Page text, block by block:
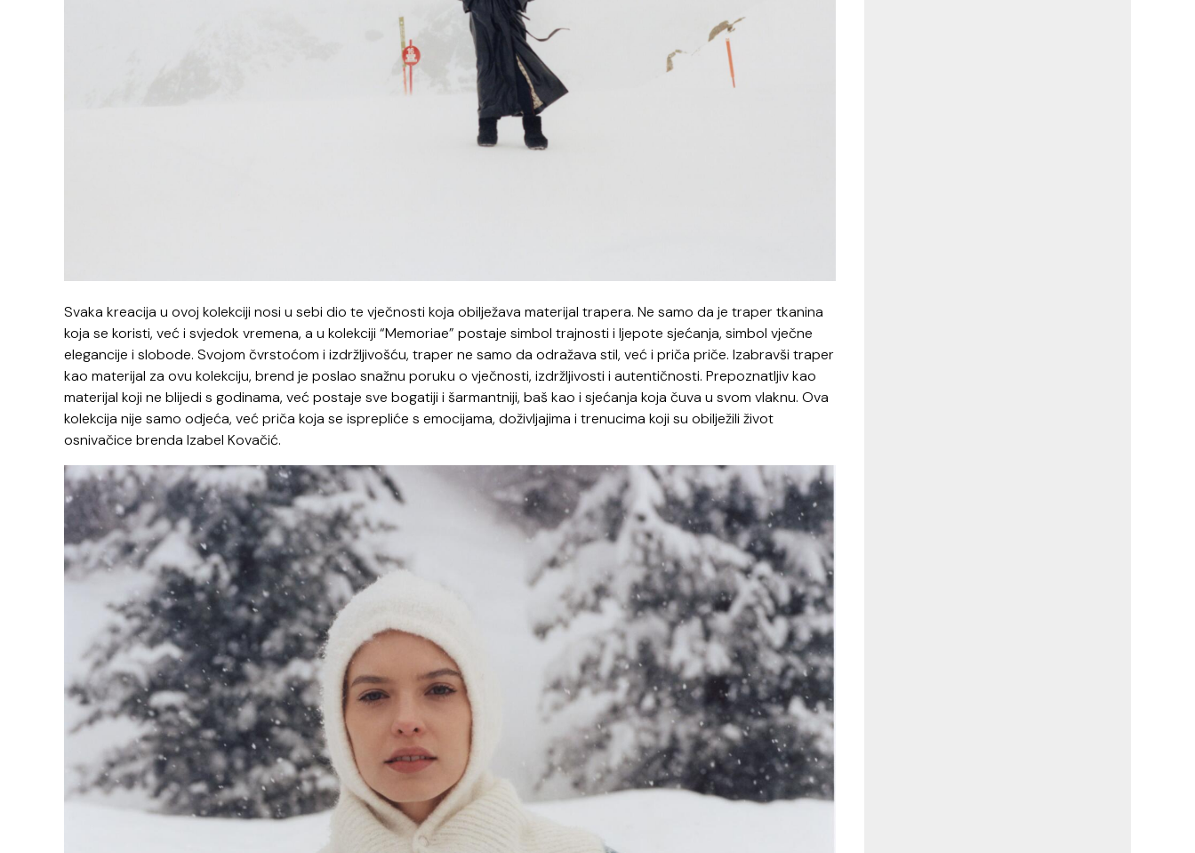
Svaka kreacija u ovoj kolekciji nosi u sebi dio te vječnosti koja obilježava materijal trapera. Ne samo da je traper tkanina
koja se koristi, već i svjedok vremena, a u kolekciji “Memoriae” postaje simbol trajnosti i ljepote sjećanja, simbol vječne
elegancije i slobode. Svojom čvrstoćom i izdržljivošću, traper ne samo da odražava stil, već i priča priče. Izabravši traper
kao materijal za ovu kolekciju, brend je poslao snažnu poruku o vječnosti, izdržljivosti i autentičnosti. Prepoznatljiv kao
materijal koji ne blijedi s godinama, već postaje sve bogatiji i šarmantniji, baš kao i sjećanja koja čuva u svom vlaknu. Ova
kolekcija nije samo odjeća, već priča koja se isprepliće s emocijama, doživljajima i trenucima koji su obilježili život
osnivačice brenda Izabel Kovačić.